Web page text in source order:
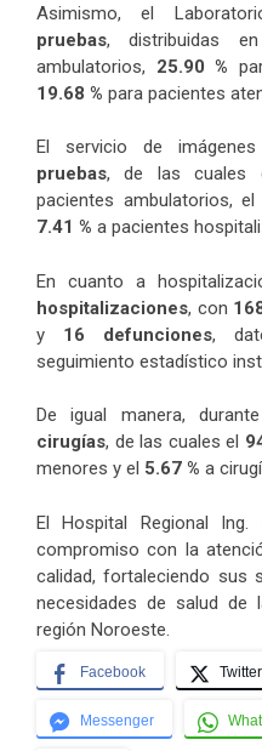
Asimismo, el
pruebas, distribuidas
ambulatorios, 25.90 %
19.68 % para pacientes
El servicio de
pruebas, de las cuales
pacientes ambulatorios, el
7.41 % a pacientes
En cuanto a
hospitalizaciones, con
y 16 defunciones,
seguimiento estadístico
De igual manera,
cirugías, de las cuales el
menores y el 5.67 % a
El Hospital Regional
compromiso con la
calidad, fortaleciendo sus
necesidades de salud de
región Noroeste.
Facebook Twitter
Messenger